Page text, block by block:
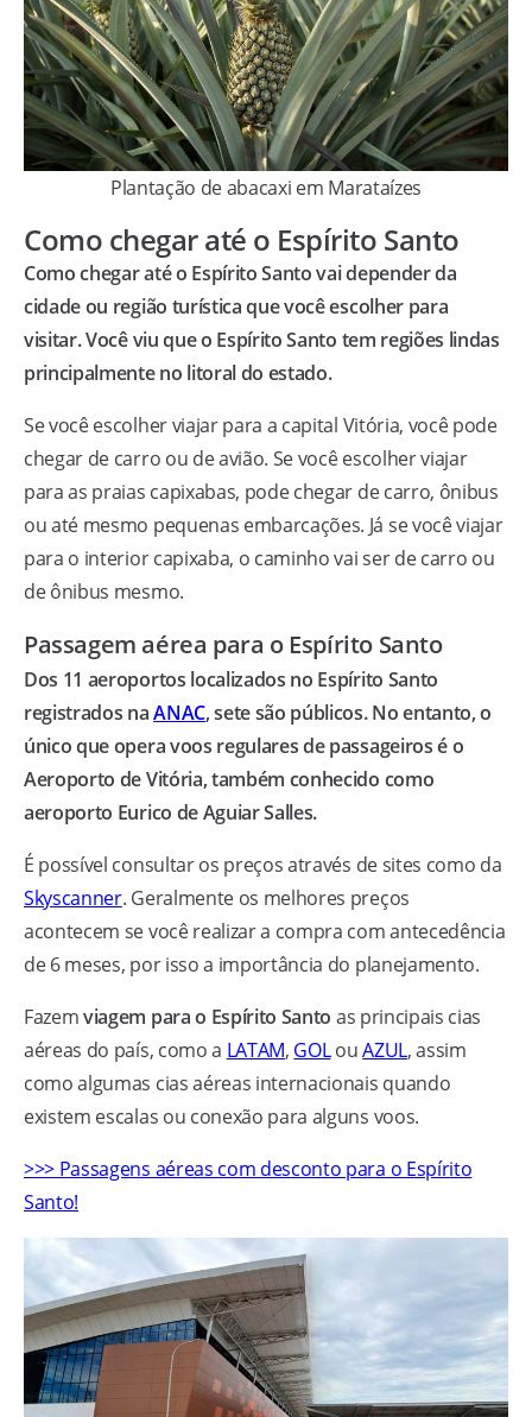
Plantação de abacaxi em Marataízes
Como chegar até o Espírito Santo
Como chegar até o Espírito Santo vai depender da
cidade ou região turística que você escolher para
visitar. Você viu que o Espírito Santo tem regiões lindas
principalmente no litoral do estado.
Se você escolher viajar para a capital Vitória, você pode
chegar de carro ou de avião. Se você escolher viajar
para as praias capixabas, pode chegar de carro, ônibus
ou até mesmo pequenas embarcações. Já se você viajar
para o interior capixaba, o caminho vai ser de carro ou
de ônibus mesmo.
Passagem aérea para o Espírito Santo
Dos 11 aeroportos localizados no Espírito Santo
registrados naANAC, sete são públicos. No entanto, o
único que opera voos regulares de passageiros é o
Aeroporto de Vitória, também conhecido como
aeroporto Eurico de Aguiar Salles.
É possível consultar os preços através de sites como da
Skyscanner. Geralmente os melhores preços
acontecem se você realizar a compra com antecedência
de 6 meses, por isso a importância do planejamento.
Fazemviagem para o Espírito Santo as principais cias
aéreas do país, como a LATAM, GOLouAZUL, assim
como algumas cias aéreas internacionais quando
existem escalas ou conexão para alguns voos.
>>> Passagens aéreas com desconto para o Espírito
Santo!